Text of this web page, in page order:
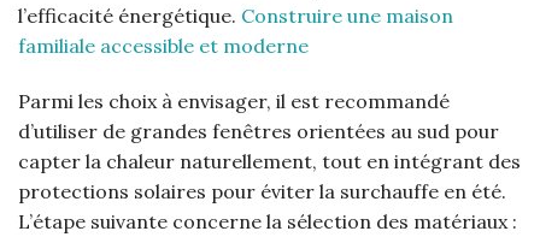
l’efficacité énergétique. Construire une maison
familiale accessible et moderne
Parmi les choix à envisager, il est recommandé
d’utiliser de grandes fenêtres orientées au sud pour
capter la chaleur naturellement, tout en intégrant des
protections solaires pour éviter la surchauffe en été.
L’étape suivante concerne la sélection des matériaux :